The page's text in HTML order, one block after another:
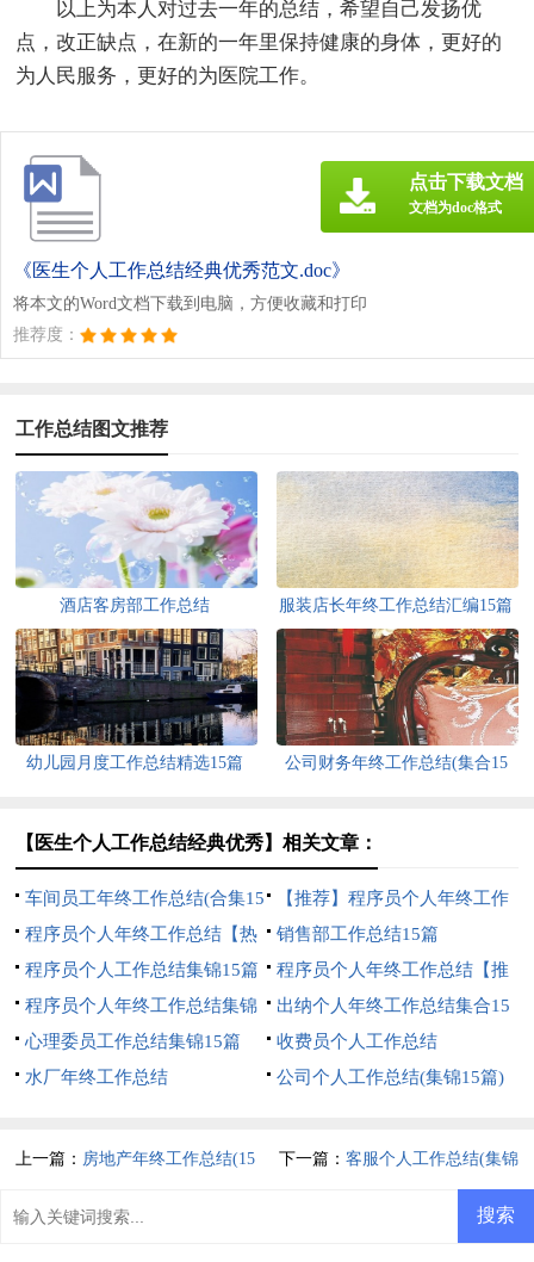
以上为本人对过去一年的总结，希望自己发扬优
点，改正缺点，在新的一年里保持健康的身体，更好的
为人民服务，更好的为医院工作。
《医生个人工作总结经典优秀范文.doc》
将本文的Word文档下载到电脑，方便收藏和打印
推荐度：
点击下载文档
文档为doc格式
工作总结图文推荐
酒店客房部工作总结 服装店长年终工作总结汇编15篇
幼儿园月度工作总结精选15篇
公司财务年终工作总结(集合15
【医生个人工作总结经典优秀】相关文章：
车间员工年终工作总结(合集15
篇)
【推荐】程序员个人年终工作
总结
程序员个人年终工作总结【热
门】
销售部工作总结15篇
程序员个人工作总结集锦15篇
程序员个人年终工作总结【推
荐】
程序员个人年终工作总结集锦
15篇
出纳个人年终工作总结集合15
篇
心理委员工作总结集锦15篇
收费员个人工作总结
水厂年终工作总结
公司个人工作总结(集锦15篇)
上一篇： 房地产年终工作总结(15 下一篇： 客服个人工作总结(集锦